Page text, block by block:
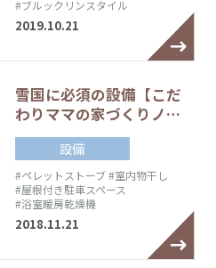
#ブルックリンスタイル
2019.10.21
雪国に必須の設備【こだ
わりママの家づくりノ…
設備
#ペレットストーブ#室内物干し
#屋根付き駐車スペース
#浴室暖房乾燥機
2018.11.21